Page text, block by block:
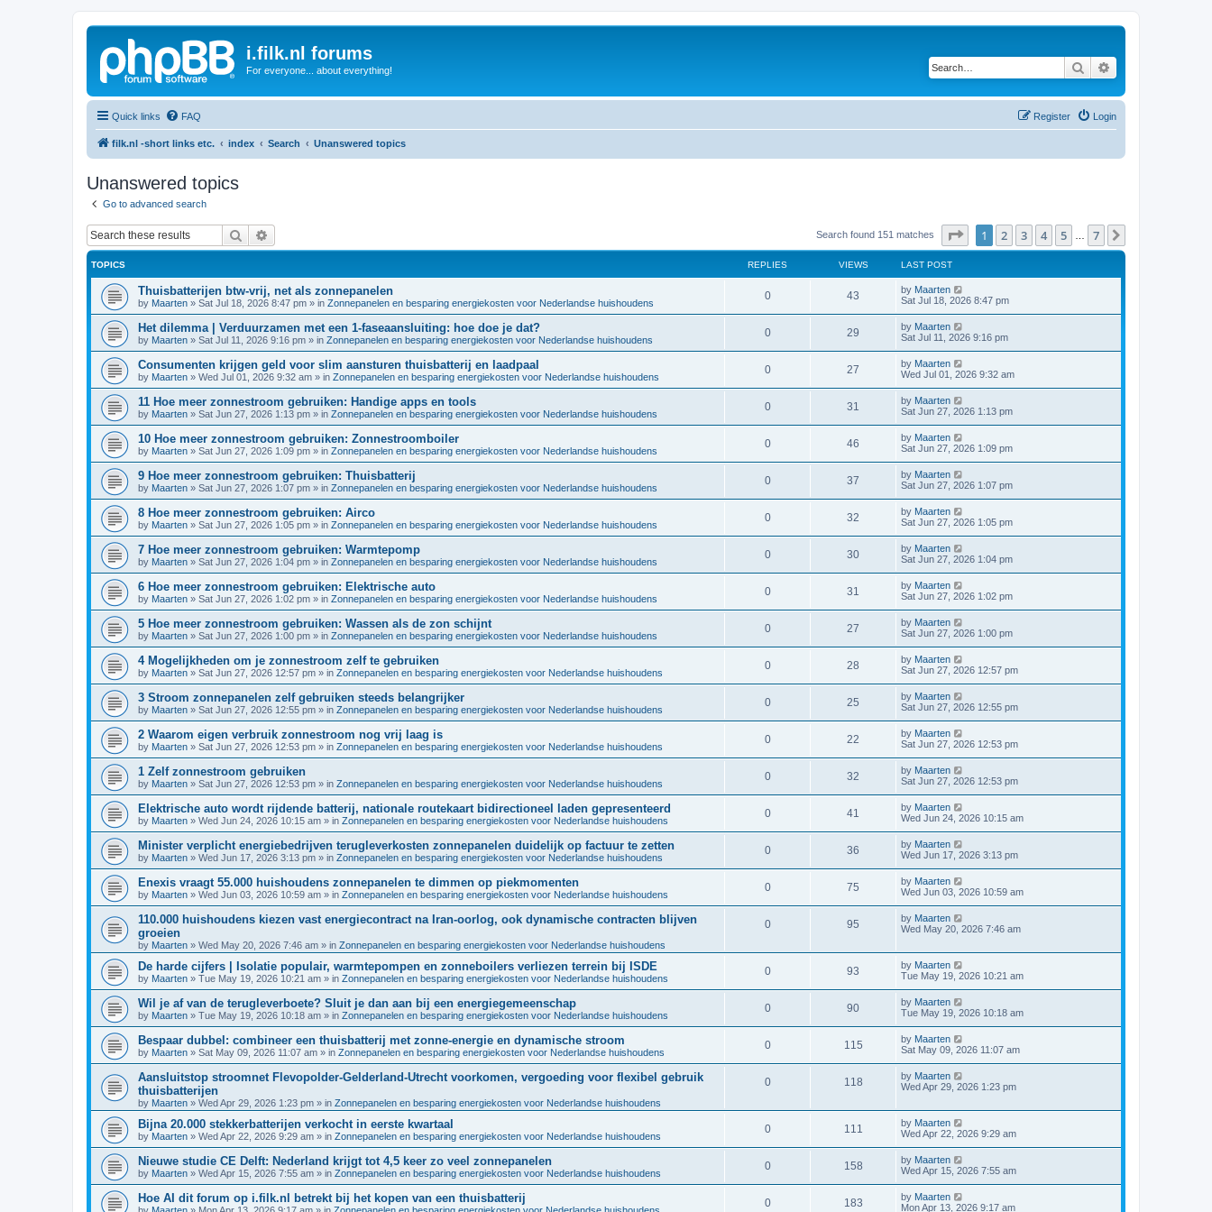
i.filk.nl forums
For everyone... about everything! Search
Quick links FAQ Login
Register
filk.nl -short links etc. index Search Unanswered topics
Unanswered topics
Go to advanced search
Search Search found 151 matches Page of 7
1 2 3 4 5 7
TOPICS REPLIES VIEWS LAST POST
Thuisbatterijen btw-vrij, net als zonnepanelen
by Maarten » Sat Jul 18, 2026 8:47 pm » in Zonnepanelen en besparing energiekosten voor Nederlandse huishoudens
0R
e
l
i
e
43
i
s
L
a
t
p
o
s
t
by Maarten
Sat Jul 18, 2026 8:47 pm
Het dilemma | Verduurzamen met een 1-faseaansluiting: hoe doe je dat?
by Maarten » Sat Jul 11, 2026 9:16 pm » in Zonnepanelen en besparing energiekosten voor Nederlandse huishoudens
0R
e
l
i
e
29
i
s
L
a
t
p
o
s
t
by Maarten
Sat Jul 11, 2026 9:16 pm
Consumenten krijgen geld voor slim aansturen thuisbatterij en laadpaal
by Maarten » Wed Jul 01, 2026 9:32 am » in Zonnepanelen en besparing energiekosten voor Nederlandse huishoudens
0R
e
l
i
e
27
i
s
L
a
t
p
o
s
t
by Maarten
Wed Jul 01, 2026 9:32 am
11 Hoe meer zonnestroom gebruiken: Handige apps en tools
by Maarten » Sat Jun 27, 2026 1:13 pm » in Zonnepanelen en besparing energiekosten voor Nederlandse huishoudens
0R
e
l
i
e
31
i
s
L
a
t
p
o
s
t
by Maarten
Sat Jun 27, 2026 1:13 pm
10 Hoe meer zonnestroom gebruiken: Zonnestroomboiler
by Maarten » Sat Jun 27, 2026 1:09 pm » in Zonnepanelen en besparing energiekosten voor Nederlandse huishoudens
0R
e
l
i
e
46
i
s
L
a
t
p
o
s
t
by Maarten
Sat Jun 27, 2026 1:09 pm
9 Hoe meer zonnestroom gebruiken: Thuisbatterij
by Maarten » Sat Jun 27, 2026 1:07 pm » in Zonnepanelen en besparing energiekosten voor Nederlandse huishoudens
0R
e
l
i
e
37
i
s
L
a
t
p
o
s
t
by Maarten
Sat Jun 27, 2026 1:07 pm
8 Hoe meer zonnestroom gebruiken: Airco
by Maarten » Sat Jun 27, 2026 1:05 pm » in Zonnepanelen en besparing energiekosten voor Nederlandse huishoudens
0R
e
l
i
e
32
i
s
L
a
t
p
o
s
t
by Maarten
Sat Jun 27, 2026 1:05 pm
7 Hoe meer zonnestroom gebruiken: Warmtepomp
by Maarten » Sat Jun 27, 2026 1:04 pm » in Zonnepanelen en besparing energiekosten voor Nederlandse huishoudens
0R
e
l
i
e
30V
i
s
L
a
t
p
o
s
t
by Maarten
Sat Jun 27, 2026 1:04 pm
6 Hoe meer zonnestroom gebruiken: Elektrische auto
by Maarten » Sat Jun 27, 2026 1:02 pm » in Zonnepanelen en besparing energiekosten voor Nederlandse huishoudens
0R
e
l
i
e
31
i
s
L
a
t
p
o
s
t
by Maarten
Sat Jun 27, 2026 1:02 pm
5 Hoe meer zonnestroom gebruiken: Wassen als de zon schijnt
by Maarten » Sat Jun 27, 2026 1:00 pm » in Zonnepanelen en besparing energiekosten voor Nederlandse huishoudens
0R
e
l
i
e
27
i
s
L
a
t
p
o
s
t
by Maarten
Sat Jun 27, 2026 1:00 pm
4 Mogelijkheden om je zonnestroom zelf te gebruiken
by Maarten » Sat Jun 27, 2026 12:57 pm » in Zonnepanelen en besparing energiekosten voor Nederlandse huishoudens
0R
e
l
i
e
28
i
s
L
a
t
p
o
s
t
by Maarten
Sat Jun 27, 2026 12:57 pm
3 Stroom zonnepanelen zelf gebruiken steeds belangrijker
by Maarten » Sat Jun 27, 2026 12:55 pm » in Zonnepanelen en besparing energiekosten voor Nederlandse huishoudens
0R
e
l
i
e
25
i
s
L
a
t
p
o
s
t
by Maarten
Sat Jun 27, 2026 12:55 pm
2 Waarom eigen verbruik zonnestroom nog vrij laag is
by Maarten » Sat Jun 27, 2026 12:53 pm » in Zonnepanelen en besparing energiekosten voor Nederlandse huishoudens
0R
e
l
i
e
22
i
s
L
a
t
p
o
s
t
by Maarten
Sat Jun 27, 2026 12:53 pm
1 Zelf zonnestroom gebruiken
by Maarten » Sat Jun 27, 2026 12:53 pm » in Zonnepanelen en besparing energiekosten voor Nederlandse huishoudens
0R
e
l
i
e
32
i
s
L
a
t
p
o
s
t
by Maarten
Sat Jun 27, 2026 12:53 pm
Elektrische auto wordt rijdende batterij, nationale routekaart bidirectioneel laden gepresenteerd
by Maarten » Wed Jun 24, 2026 10:15 am » in Zonnepanelen en besparing energiekosten voor Nederlandse huishoudens
0R
e
l
i
e
s
41
i
s
L
a
t
p
o
s
t
by Maarten
Wed Jun 24, 2026 10:15 am
Minister verplicht energiebedrijven terugleverkosten zonnepanelen duidelijk op factuur te zetten
by Maarten » Wed Jun 17, 2026 3:13 pm » in Zonnepanelen en besparing energiekosten voor Nederlandse huishoudens
0R
e
l
e
s
36
i
L
a
t
p
o
s
t
by Maarten
Wed Jun 17, 2026 3:13 pm
Enexis vraagt 55.000 huishoudens zonnepanelen te dimmen op piekmomenten
by Maarten » Wed Jun 03, 2026 10:59 am » in Zonnepanelen en besparing energiekosten voor Nederlandse huishoudens
0R
e
l
e
s
75
i
w
L
a
t
p
o
t
by Maarten
Wed Jun 03, 2026 10:59 am
110.000 huishoudens kiezen vast energiecontract na Iran-oorlog, ook dynamische contracten blijven
groeien
by Maarten » Wed May 20, 2026 7:46 am » in Zonnepanelen en besparing energiekosten voor Nederlandse huishoudens
0R
p
l
e
s
95
w
L
a
p
o
s
t
by Maarten
Wed May 20, 2026 7:46 am
De harde cijfers | Isolatie populair, warmtepompen en zonneboilers verliezen terrein bij ISDE
by Maarten » Tue May 19, 2026 10:21 am » in Zonnepanelen en besparing energiekosten voor Nederlandse huishoudens
0R
e
l
i
e
s
93
i
w
s
L
a
t
p
o
s
t
by Maarten
Tue May 19, 2026 10:21 am
Wil je af van de terugleverboete? Sluit je dan aan bij een energiegemeenschap
by Maarten » Tue May 19, 2026 10:18 am » in Zonnepanelen en besparing energiekosten voor Nederlandse huishoudens
0R
e
l
e
s
90V
i
w
L
a
t
p
o
s
t
by Maarten
Tue May 19, 2026 10:18 am
Bespaar dubbel: combineer een thuisbatterij met zonne-energie en dynamische stroom
by Maarten » Sat May 09, 2026 11:07 am » in Zonnepanelen en besparing energiekosten voor Nederlandse huishoudens
0R
e
l
e
s
115V
i
w
L
a
t
p
o
t
by Maarten
Sat May 09, 2026 11:07 am
Aansluitstop stroomnet Flevopolder-Gelderland-Utrecht voorkomen, vergoeding voor flexibel gebruik
thuisbatterijen
by Maarten » Wed Apr 29, 2026 1:23 pm » in Zonnepanelen en besparing energiekosten voor Nederlandse huishoudens
0R
p
l
e
118V
w
L
a
p
o
s
t
by Maarten
Wed Apr 29, 2026 1:23 pm
Bijna 20.000 stekkerbatterijen verkocht in eerste kwartaal
by Maarten » Wed Apr 22, 2026 9:29 am » in Zonnepanelen en besparing energiekosten voor Nederlandse huishoudens
0R
e
l
111
i
w
L
a
t
p
o
s
t
by Maarten
Wed Apr 22, 2026 9:29 am
Nieuwe studie CE Delft: Nederland krijgt tot 4,5 keer zo veel zonnepanelen
by Maarten » Wed Apr 15, 2026 7:55 am » in Zonnepanelen en besparing energiekosten voor Nederlandse huishoudens
0R
e
158V
i
L
a
t
p
by Maarten
Wed Apr 15, 2026 7:55 am
Hoe AI dit forum op i.filk.nl betrekt bij het kopen van een thuisbatterij 0R 183V
L
a
by Maarten
Mon Apr 13, 2026 9:17 am